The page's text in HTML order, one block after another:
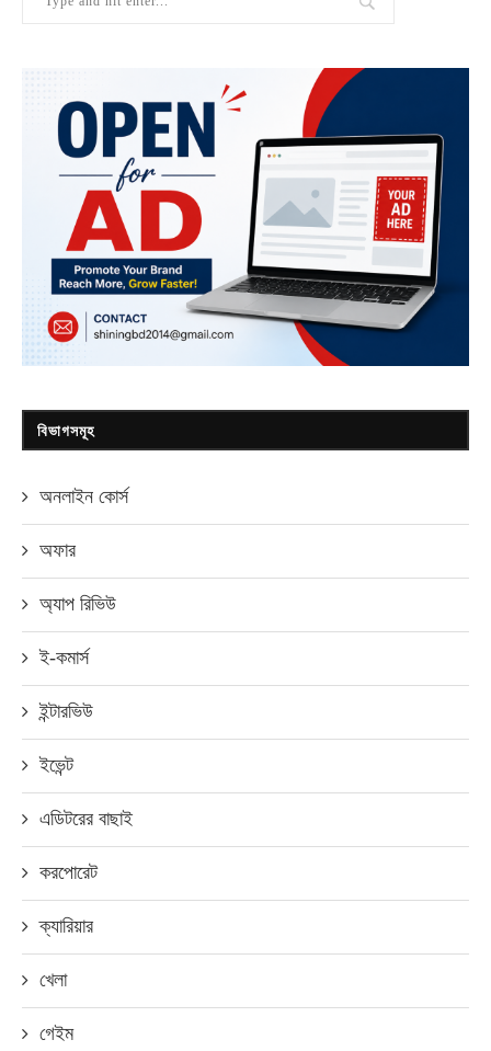
বিভাগসমূহ
অনলাইন কোর্স
অফার
অ্যাপ রিভিউ
ই-কমার্স
ইন্টারভিউ
ইভেন্ট
এডিটরের বাছাই
করপোরেট
ক্যারিয়ার
খেলা
গেইম